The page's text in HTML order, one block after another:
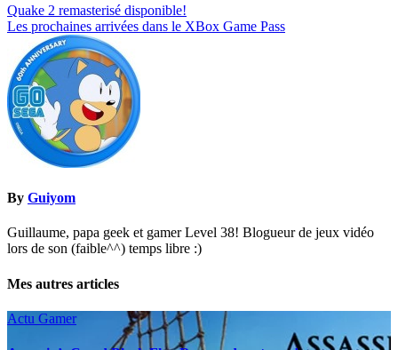
Navigation
de
l’article
Quake 2 remasterisé disponible!
Les prochaines arrivées dans le XBox Game Pass
By Guiyom
Guillaume, papa geek et gamer Level 38! Blogueur de jeux vidéo
lors de son (faible^^) temps libre :)
Mes autres articles
Actu Gamer